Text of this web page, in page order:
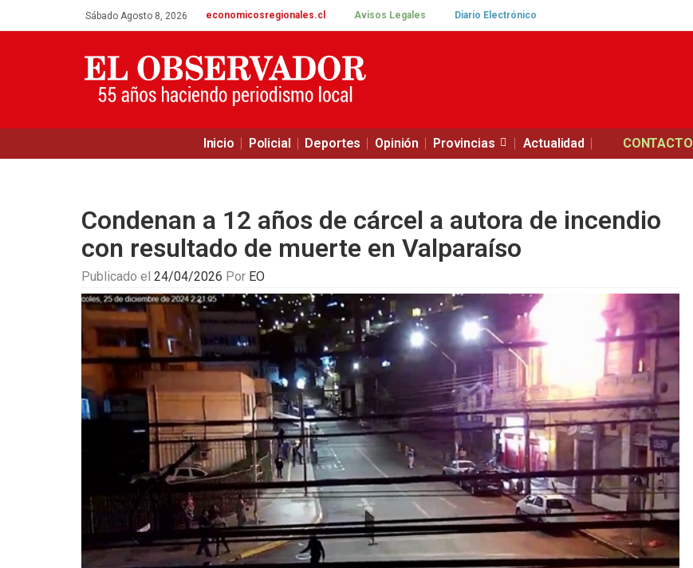
Sábado Agosto 8, 2026 economicosregionales.cl Avisos Legales Diario Electrónico
Inicio Policial Deportes Opinión Provincias Actualidad CONTACTO
Condenan a 12 años de cárcel a autora de incendio
con resultado de muerte en Valparaíso
Publicado el 24/04/2026 Por EO